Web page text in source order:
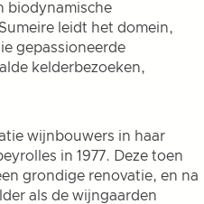
biodynamische
leidt het domein,
gepassioneerde
kelderbezoeken,
wijnbouwers in haar
in 1977. Deze toen
grondige renovatie, en na
als de wijngaarden